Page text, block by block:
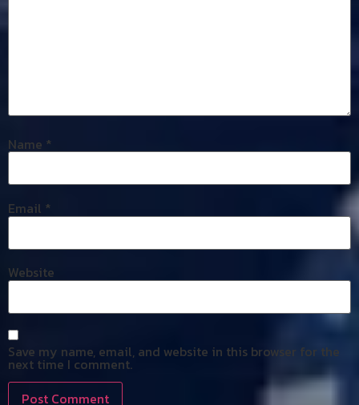
Name *
Email *
Website
Save my name, email, and website in this browser for the
next time I comment.